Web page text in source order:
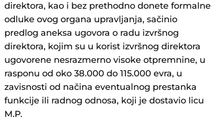
direktora, kao i bez prethodno donete formalne
odluke ovog organa upravljanja, sačinio
predlog aneksa ugovora o radu izvršnog
direktora, kojim su u korist izvršnog direktora
ugovorene nesrazmerno visoke otpremnine, u
rasponu od oko 38.000 do 115.000 evra, u
zavisnosti od načina eventualnog prestanka
funkcije ili radnog odnosa, koji je dostavio licu
M.P.